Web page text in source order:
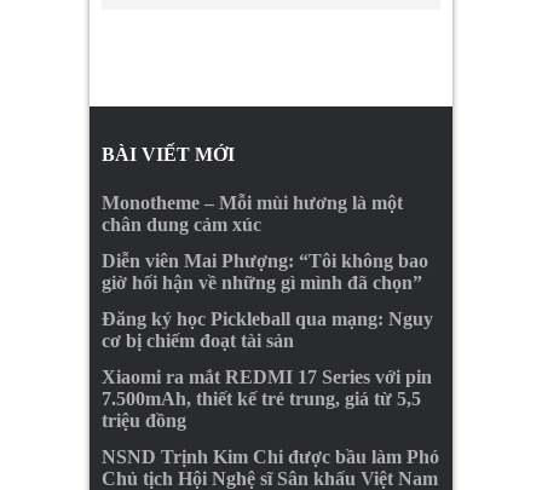
BÀI VIẾT MỚI
Monotheme – Mỗi mùi hương là một
chân dung cảm xúc
Diễn viên Mai Phượng: “Tôi không bao
giờ hối hận về những gì mình đã chọn”
Đăng ký học Pickleball qua mạng: Nguy
cơ bị chiếm đoạt tài sản
Xiaomi ra mắt REDMI 17 Series với pin
7.500mAh, thiết kế trẻ trung, giá từ 5,5
triệu đồng
NSND Trịnh Kim Chi được bầu làm Phó
Chủ tịch Hội Nghệ sĩ Sân khấu Việt Nam